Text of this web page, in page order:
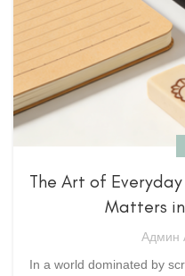
The Art of
Matters
Админ
In a world dominated by